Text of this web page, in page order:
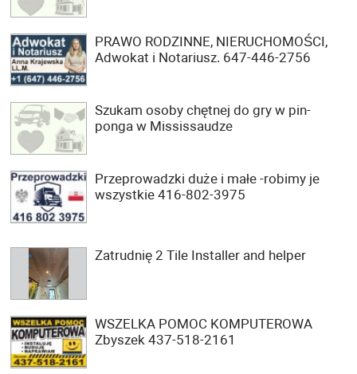
PRAWO RODZINNE, NIERUCHOMOŚCI,
Adwokat i Notariusz. 647-446-2756
Szukam osoby chętnej do gry w pin-
ponga w Mississaudze
Przeprowadzki duże i małe -robimy je
wszystkie 416-802-3975
Zatrudnię 2 Tile Installer and helper
WSZELKA POMOC KOMPUTEROWA
Zbyszek 437-518-2161